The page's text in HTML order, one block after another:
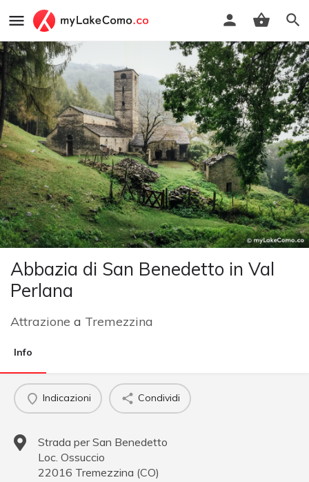
Abbazia di San Benedetto in Val
Perlana
Attrazione a Tremezzina
Info
Indicazioni Condividi
Strada per San Benedetto
Loc. Ossuccio
22016 Tremezzina (CO)